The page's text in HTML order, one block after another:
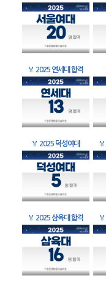
🏅 2025 연세대 합격
🏅 2025 덕성여대 🏅
🏅 2025 삼육대 합격 🏅